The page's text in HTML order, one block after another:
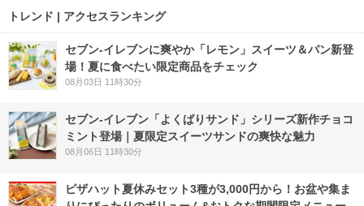
トレンド | アクセスランキング
セブン‐イレブンに爽やか「レモン」スイーツ＆パン新登
場！夏に食べたい限定商品をチェック
08月03日 11時30分
セブン‐イレブン「よくばりサンド」シリーズ新作チョコ
ミント登場｜夏限定スイーツサンドの爽快な魅力
08月06日 11時30分
ピザハット夏休みセット3種が3,000円から！お盆や集ま